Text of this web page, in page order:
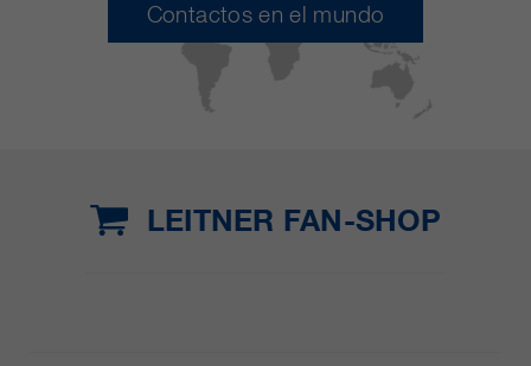
Contactos en el mundo
LEITNER FAN-SHOP